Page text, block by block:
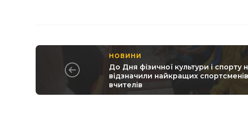
НОВИНИ
До Дня фізичної культури і спорту
відзначили найкращих
вчителів